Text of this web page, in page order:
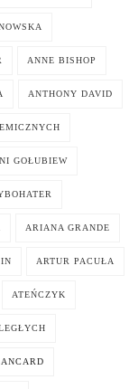
ANNE BISHOP
ANTHONY DAVID
GOŁUBIEW
ARIANA GRANDE
ARTUR PACUŁA
ATEŃCZYK